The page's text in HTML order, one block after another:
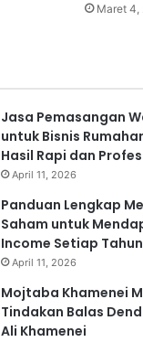
Maret 4,
Jasa Pemasangan
untuk Bisnis
Hasil Rapi dan
April 11, 2026
Panduan Lengkap
Saham untuk
Income Setiap Tahun
April 11, 2026
Mojtaba Khamenei
Tindakan Balas
Ali Khamenei